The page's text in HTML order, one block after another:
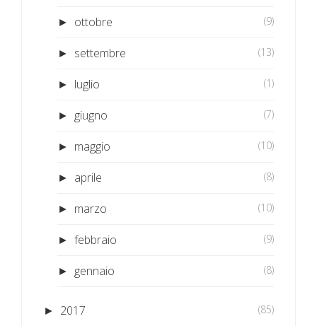
► ottobre (9)
► settembre (13)
► luglio (1)
► giugno (7)
► maggio (10)
► aprile (8)
► marzo (10)
► febbraio (9)
► gennaio (8)
► 2017 (85)